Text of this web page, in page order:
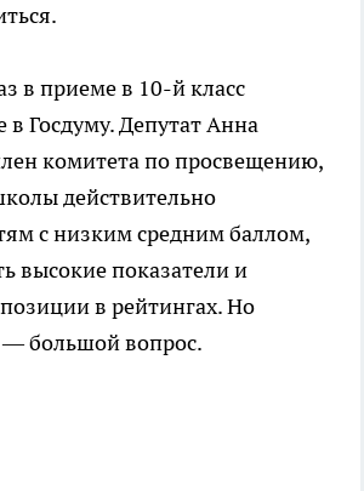
в приеме в 10-й класс
в Госдуму. Депутат Анна
комитета по просвещению,
действительно
с низким средним баллом,
высокие показатели и
в рейтингах. Но
— большой вопрос.